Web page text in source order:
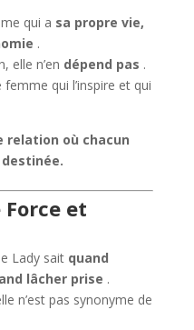
qui a sa propre vie,
.
elle n’en dépend pas .
qui l’inspire et qui
relation où chacun
et
Lady sait quand
lâcher prise .
n’est pas synonyme de